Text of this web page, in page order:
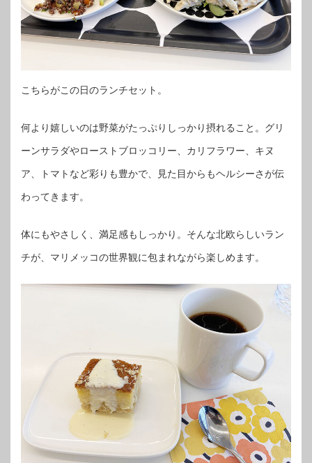
こちらがこの日のランチセット。
何より嬉しいのは野菜がたっぷりしっかり摂れること。グリ
ーンサラダやローストブロッコリー、カリフラワー、キヌ
ア、トマトなど彩りも豊かで、見た目からもヘルシーさが伝
わってきます。
体にもやさしく、満足感もしっかり。そんな北欧らしいラン
チが、マリメッコの世界観に包まれながら楽しめます。